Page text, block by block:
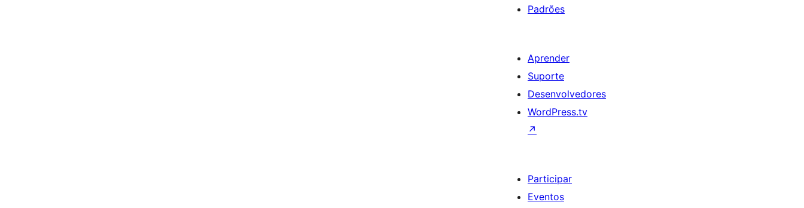
Padrões
Aprender
Suporte
Desenvolvedores
WordPress.tv
↗
Participar
Eventos